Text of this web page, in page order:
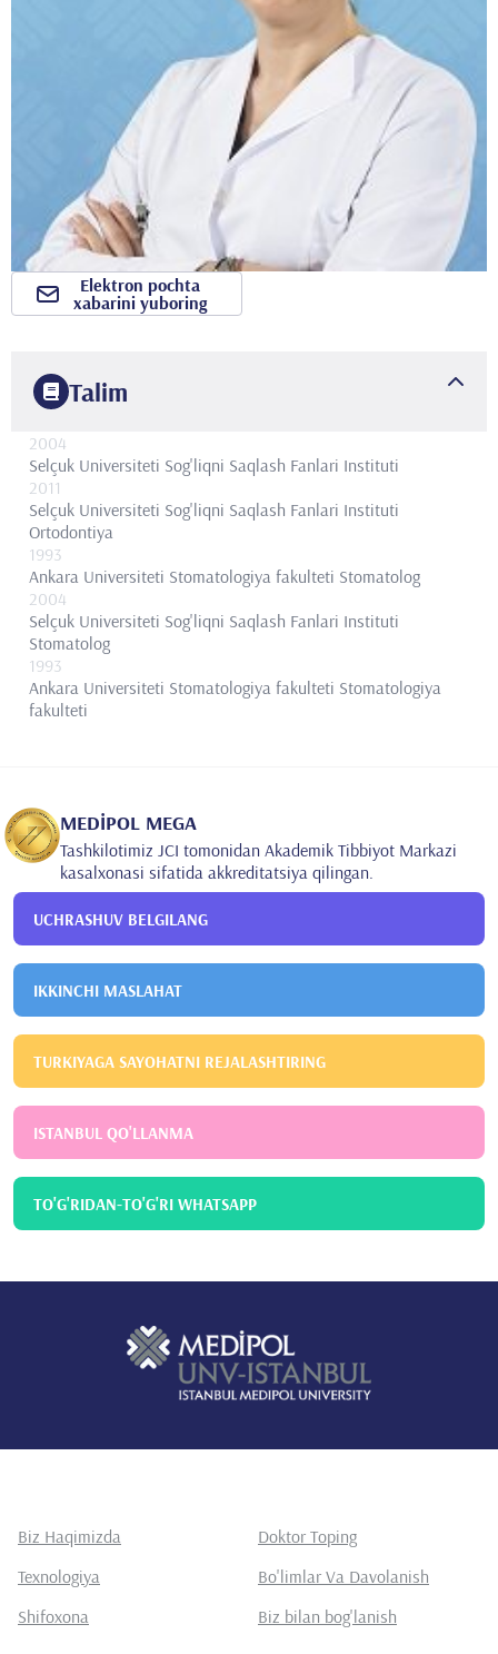
Talim
2004
Selçuk Universiteti Sog'liqni Saqlash Fanlari Instituti
2011
Selçuk Universiteti Sog'liqni Saqlash Fanlari Instituti
Ortodontiya
1993
Ankara Universiteti Stomatologiya fakulteti Stomatolog
2004
Selçuk Universiteti Sog'liqni Saqlash Fanlari Instituti
Stomatolog
1993
Ankara Universiteti Stomatologiya fakulteti Stomatologiya
fakulteti
Elektron pochta
xabarini yuboring
MEDİPOL MEGA
Tashkilotimiz JCI tomonidan Akademik Tibbiyot Markazi
kasalxonasi sifatida akkreditatsiya qilingan.
UCHRASHUV BELGILANG
IKKINCHI MASLAHAT
TURKIYAGA SAYOHATNI REJALASHTIRING
ISTANBUL QO'LLANMA
TO'G'RIDAN-TO'G'RI WHATSAPP
Biz Haqimizda
Doktor Toping
Texnologiya
Bo'limlar Va Davolanish
Shifoxona
Biz bilan bog'lanish